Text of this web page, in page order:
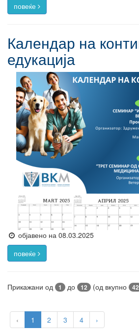
повеќе
Календар на
едукација
објавено на 08.03.2025
повеќе
Прикажани од 1 до 12 (од вкупно 42
‹ 1 2 3 4 ›